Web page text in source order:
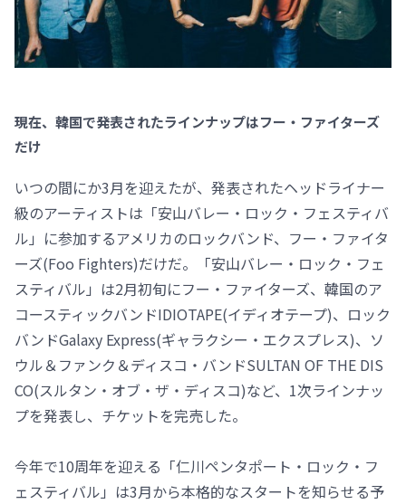
現在、韓国で発表されたラインナップはフー・ファイターズ
だけ
いつの間にか3月を迎えたが、発表されたヘッドライナー
級のアーティストは「安山バレー・ロック・フェスティバ
ル」に参加するアメリカのロックバンド、フー・ファイタ
ーズ(Foo Fighters)だけだ。「安山バレー・ロック・フェ
スティバル」は2月初旬にフー・ファイターズ、韓国のア
コースティックバンドIDIOTAPE(イディオテープ)、ロック
バンドGalaxy Express(ギャラクシー・エクスプレス)、ソ
ウル＆ファンク＆ディスコ・バンドSULTAN OF THE DIS
CO(スルタン・オブ・ザ・ディスコ)など、1次ラインナッ
プを発表し、チケットを完売した。
今年で10周年を迎える「仁川ペンタポート・ロック・フ
ェスティバル」は3月から本格的なスタートを知らせる予